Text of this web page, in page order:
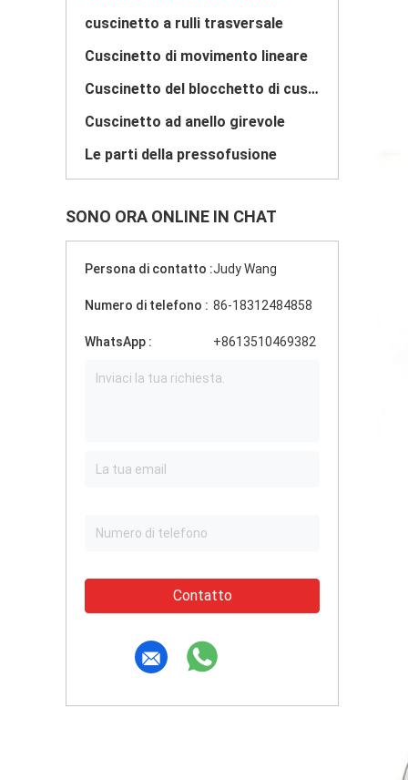
cuscinetto a rulli trasversale
Cuscinetto di movimento lineare
Cuscinetto del blocchetto di cuscino
Cuscinetto ad anello girevole
Le parti della pressofusione
SONO ORA ONLINE IN CHAT
Persona di contatto :Judy Wang
Numero di telefono : 86-18312484858
WhatsApp : +8613510469382
Contatto